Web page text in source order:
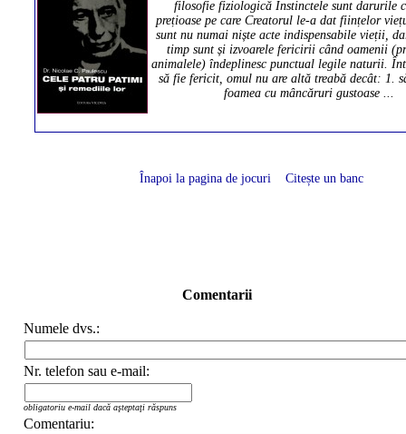
Înapoi la pagina de jocuri Citește un banc
Comentarii
Numele dvs.:
Nr. telefon sau e-mail:
obligatoriu e-mail dacă aşteptaţi răspuns
Comentariu: